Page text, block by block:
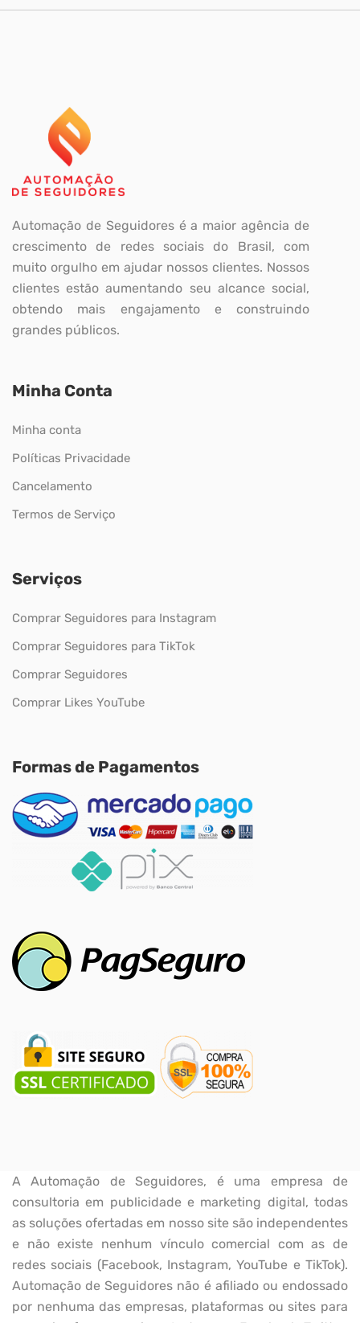
Automação de Seguidores é a maior agência de
crescimento de redes sociais do Brasil, com
muito orgulho em ajudar nossos clientes. Nossos
clientes estão aumentando seu alcance social,
obtendo mais engajamento e construindo
grandes públicos.
Minha Conta
Minha conta
Políticas Privacidade
Cancelamento
Termos de Serviço
Serviços
Comprar Seguidores para Instagram
Comprar Seguidores para TikTok
Comprar Seguidores
Comprar Likes YouTube
Formas de Pagamentos
A Automação de Seguidores, é uma empresa de
consultoria em publicidade e marketing digital, todas
as soluções ofertadas em nosso site são independentes
e não existe nenhum vínculo comercial com as de
redes sociais (Facebook, Instagram, YouTube e TikTok).
Automação de Seguidores não é afiliado ou endossado
por nenhuma das empresas, plataformas ou sites para